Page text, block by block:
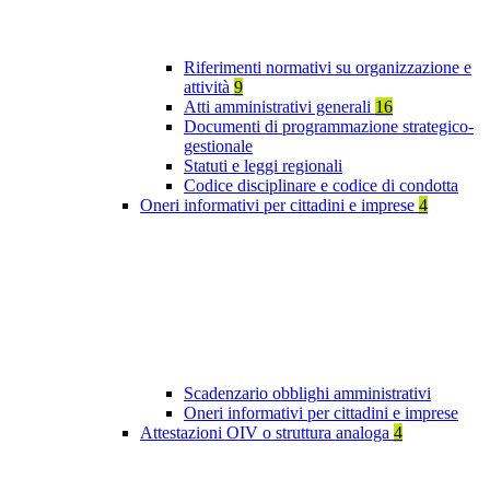
Riferimenti normativi su organizzazione e
attività 9
Atti amministrativi generali 16
Documenti di programmazione strategico-
gestionale
Statuti e leggi regionali
Codice disciplinare e codice di condotta
Oneri informativi per cittadini e imprese 4
Scadenzario obblighi amministrativi
Oneri informativi per cittadini e imprese
Attestazioni OIV o struttura analoga 4